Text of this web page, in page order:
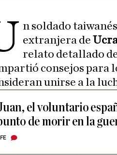
n soldado
extranjera de
relato detallado
consejos para
unirse a la
el voluntario
de morir en la